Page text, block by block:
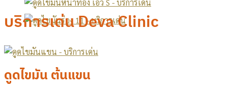
บริการเด่น Deva Clinic
ดูดไขมัน ต้นแขน